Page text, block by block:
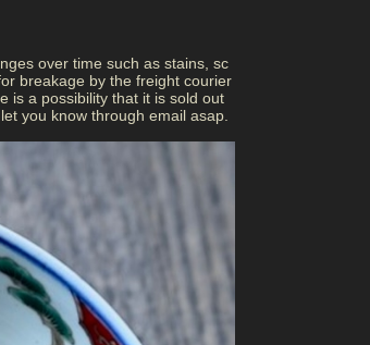
over time such as stains, sc
breakage by the freight courier
is a possibility that it is sold out
you know through email asap.